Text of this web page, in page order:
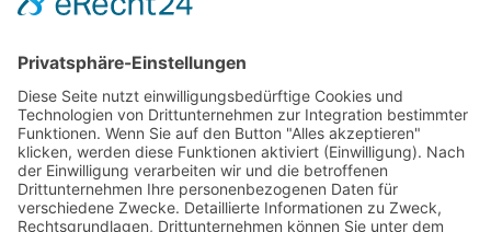
Tel. 06135 704 157-0
Fax 06135 704 157-1
E-Mail: schreiben